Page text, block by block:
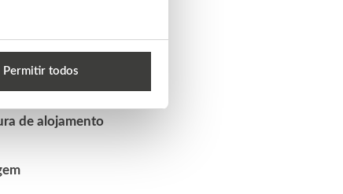
Permitir todos
de alojamento